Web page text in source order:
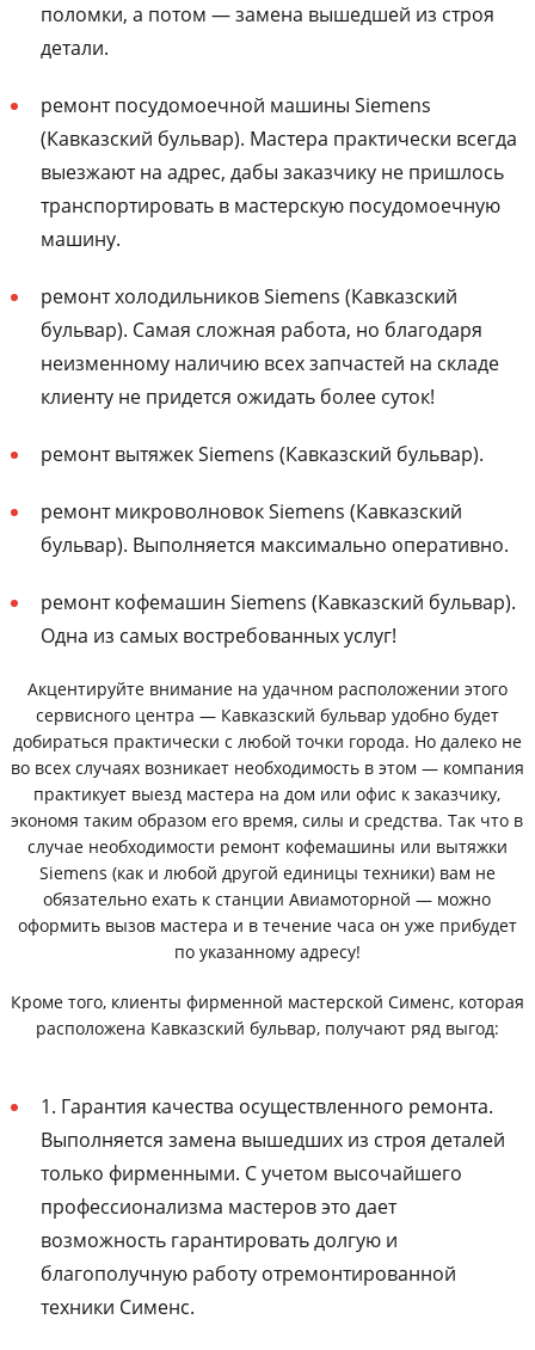
поломки, а потом — замена вышедшей из строя
детали.
ремонт посудомоечной машины Siemens
(Кавказский бульвар). Мастера практически всегда
выезжают на адрес, дабы заказчику не пришлось
транспортировать в мастерскую посудомоечную
машину.
ремонт холодильников Siemens (Кавказский
бульвар). Самая сложная работа, но благодаря
неизменному наличию всех запчастей на складе
клиенту не придется ожидать более суток!
ремонт вытяжек Siemens (Кавказский бульвар).
ремонт микроволновок Siemens (Кавказский
бульвар). Выполняется максимально оперативно.
ремонт кофемашин Siemens (Кавказский бульвар).
Одна из самых востребованных услуг!
Акцентируйте внимание на удачном расположении этого
сервисного центра — Кавказский бульвар удобно будет
добираться практически с любой точки города. Но далеко не
во всех случаях возникает необходимость в этом — компания
практикует выезд мастера на дом или офис к заказчику,
экономя таким образом его время, силы и средства. Так что в
случае необходимости ремонт кофемашины или вытяжки
Siemens (как и любой другой единицы техники) вам не
обязательно ехать к станции Авиамоторной — можно
оформить вызов мастера и в течение часа он уже прибудет
по указанному адресу!
Кроме того, клиенты фирменной мастерской Сименс, которая
расположена Кавказский бульвар, получают ряд выгод:
1. Гарантия качества осуществленного ремонта.
Выполняется замена вышедших из строя деталей
только фирменными. С учетом высочайшего
профессионализма мастеров это дает
возможность гарантировать долгую и
благополучную работу отремонтированной
техники Сименс.